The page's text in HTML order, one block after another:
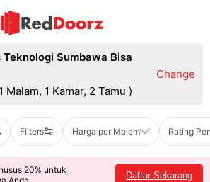
Sumbawa Bisa
1 Malam, 1 Kamar, 2 Tamu )
Change
Filters Harga per Malam Rating
20% untuk
Daftar Sekarang